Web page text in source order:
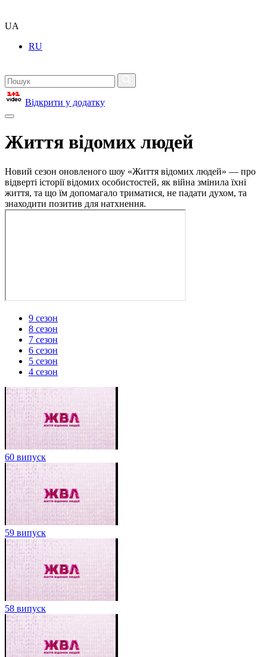
UA
RU
Відкрити у додатку
Життя відомих людей
Новий сезон оновленого шоу «Життя відомих людей» — про
відверті історії відомих особистостей, як війна змінила їхні
життя, та що їм допомагало триматися, не падати духом, та
знаходити позитив для натхнення.
9 сезон
8 сезон
7 сезон
6 сезон
5 сезон
4 сезон
60 випуск
59 випуск
58 випуск